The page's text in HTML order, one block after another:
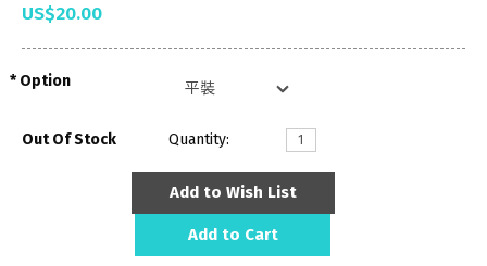
US$20.00
Option
Out Of Stock Quantity:
Add to Wish List
Add to Cart